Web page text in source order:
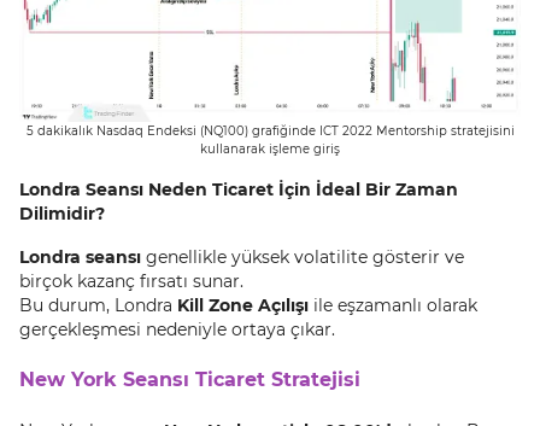
5 dakikalık Nasdaq Endeksi (NQ100) grafiğinde ICT 2022 Mentorship stratejisini
kullanarak işleme giriş
Londra Seansı Neden Ticaret İçin İdeal Bir Zaman
Dilimidir?
Londra seansı genellikle yüksek volatilite gösterir ve
birçok kazanç fırsatı sunar.
Bu durum, Londra Kill Zone Açılışı ile eşzamanlı olarak
gerçekleşmesi nedeniyle ortaya çıkar.
New York Seansı Ticaret Stratejisi